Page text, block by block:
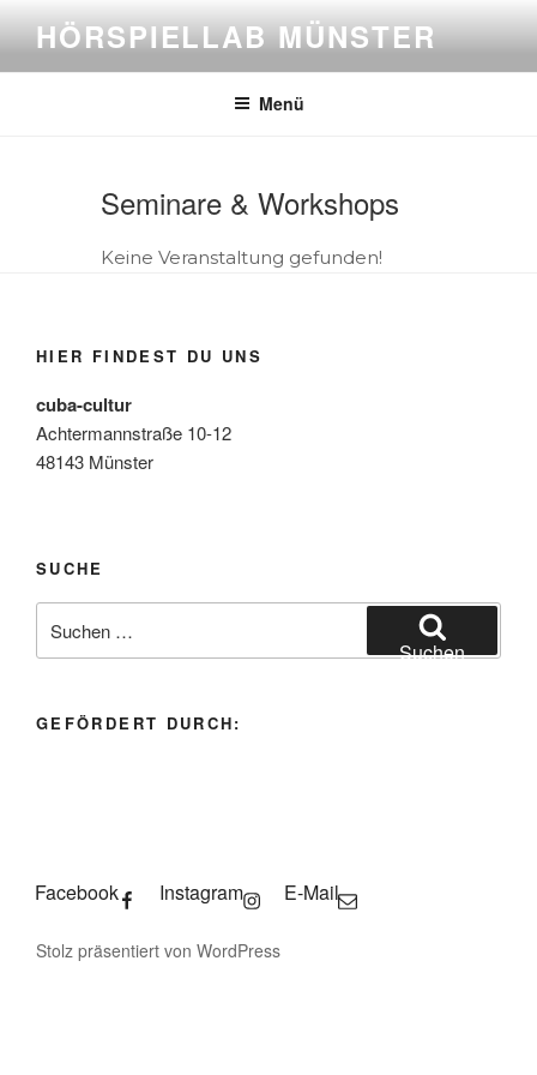
springen
HÖRSPIELLAB MÜNSTER
Menü
Seminare & Workshops
Keine Veranstaltung gefunden!
HIER FINDEST DU UNS
cuba-cultur
Achtermannstraße 10-12
48143 Münster
SUCHE
nach:
Suchen
GEFÖRDERT DURCH:
Facebook Instagram E-Mail
Stolz präsentiert von WordPress